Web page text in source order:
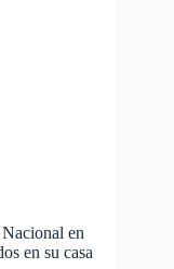
en
en su casa